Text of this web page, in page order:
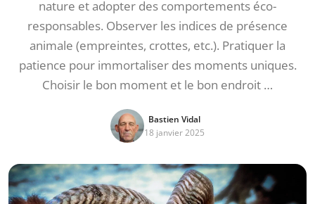
nature et adopter des comportements éco-
responsables. Observer les indices de présence
animale (empreintes, crottes, etc.). Pratiquer la
patience pour immortaliser des moments uniques.
Choisir le bon moment et le bon endroit …
Bastien Vidal
18 janvier 2025